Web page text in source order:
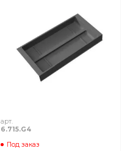
арт.
6.715.G4
Под заказ